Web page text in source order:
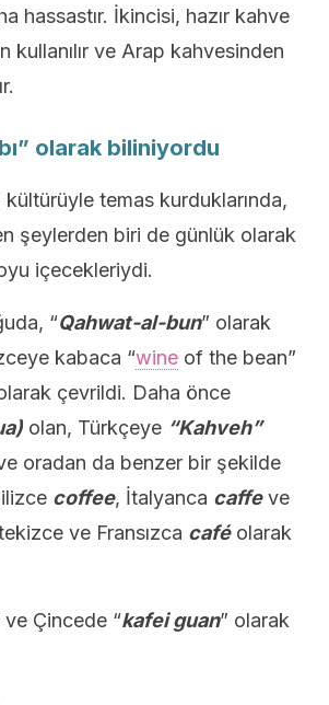
hassastır. İkincisi, hazır kahve
kullanılır ve Arap kahvesinden
olarak biliniyordu
kültürüyle temas kurduklarında,
şeylerden biri de günlük olarak
içecekleriydi.
“Qahwat-al-bun” olarak
kabaca “wine of the bean”
çevrildi. Daha önce
olan, Türkçeye “Kahveh”
oradan da benzer bir şekilde
coffee, İtalyanca caffeve
ve Fransızca caféolarak
ve Çincede “kafei guan” olarak